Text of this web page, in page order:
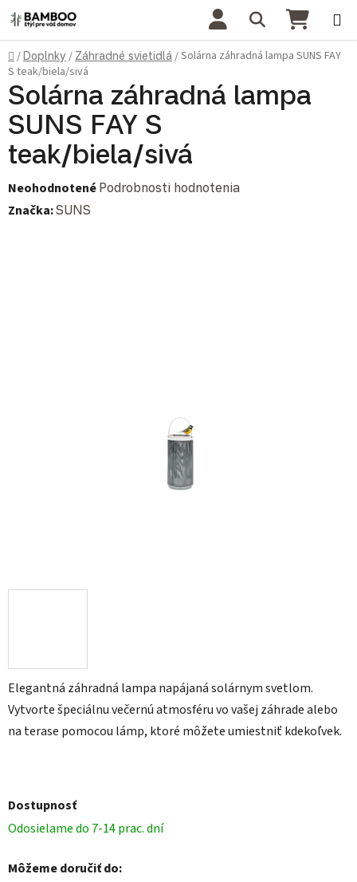
Prejsť na obsah Hľadať
Domov
/Doplnky / Záhradné svietidlá /Solárna záhradná lampa SUNS FAY
S teak/biela/sivá
Elegantná záhradná lampa napájaná solárnym svetlom.
Vytvorte špeciálnu večernú atmosféru vo vašej záhrade alebo
na terase pomocou lámp, ktoré môžete umiestniť kdekoľvek.
Dostupnosť
Odosielame do 7-14 prac. dní
Môžeme doručiť do:
Solárna záhradná lampa
SUNS FAY S
teak/biela/sivá
Priemerné hodnotenie produktu je 0,0 z 5 hviezdičiek.
Neohodnotené Podrobnosti hodnotenia
Značka:SUNS